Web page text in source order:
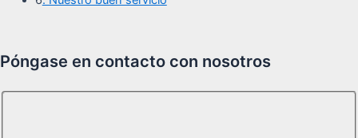
Póngase en contacto con nosotros